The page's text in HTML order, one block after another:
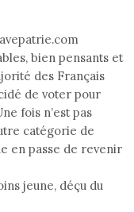
bien pensants et
des Français
de voter pour
fois n’est pas
catégorie de
en passe de revenir
jeune, déçu du